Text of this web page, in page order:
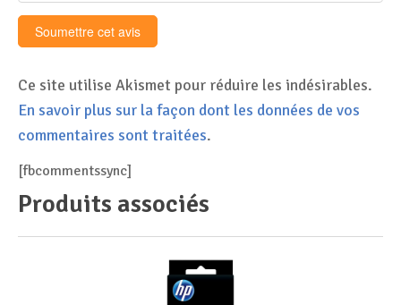
Ce site utilise Akismet pour réduire les indésirables.
En savoir plus sur la façon dont les données de vos
commentaires sont traitées.
[fbcommentssync]
Produits associés